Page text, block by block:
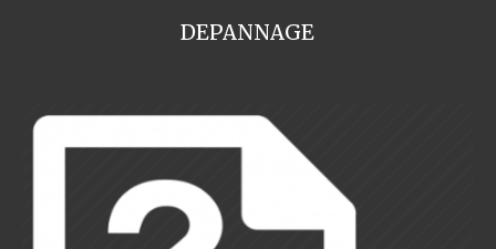
DEPANNAGE